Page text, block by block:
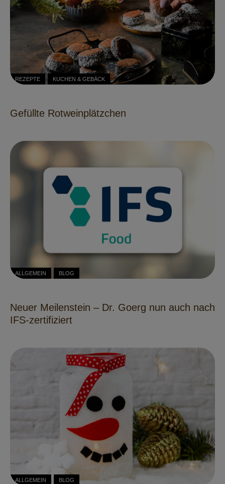
REZEPTE KUCHEN & GEBÄCK
Gefüllte Rotweinplätzchen
ALLGEMEIN BLOG
Neuer Meilenstein – Dr. Goerg nun auch nach
IFS-zertifiziert
ALLGEMEIN BLOG